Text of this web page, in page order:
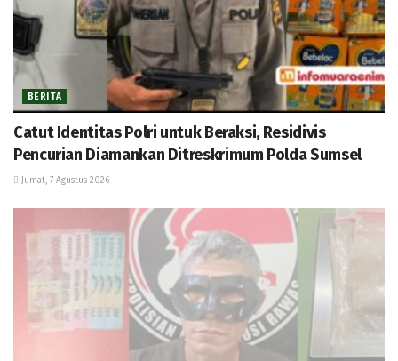
BERITA
Catut Identitas Polri untuk Beraksi, Residivis
Pencurian Diamankan Ditreskrimum Polda Sumsel
Jumat, 7 Agustus 2026